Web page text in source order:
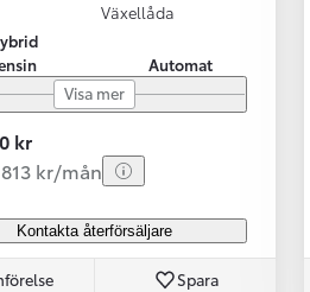
Växellåda
Automat
Visa mer
kr
kr/mån
Kontakta återförsäljare
Spara